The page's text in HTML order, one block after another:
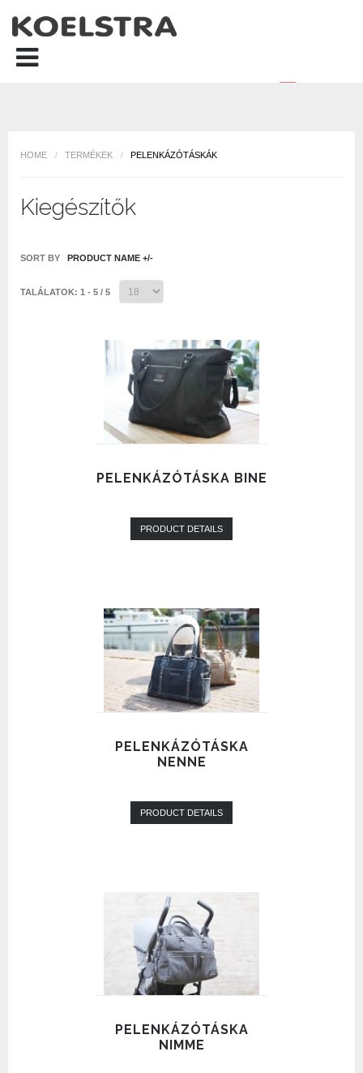
HOME / TERMÉKEK / PELENKÁZÓTÁSKÁK
Kiegészítők
SORT BY PRODUCT NAME +/-
TALÁLATOK: 1 - 5 / 5
PELENKÁZÓTÁSKA BINE
PRODUCT DETAILS
PELENKÁZÓTÁSKA
NENNE
PRODUCT DETAILS
PELENKÁZÓTÁSKA
NIMME